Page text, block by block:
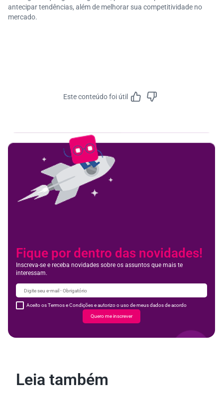
antecipar tendências, além de melhorar sua competitividade no
mercado.
Este conteúdo foi útil
Fique por dentro das novidades!
Inscreva-se e receba novidades sobre os assuntos que mais te
interessam.
Aceito os Termos e Condições e autorizo o uso de meus dados de acordo
Quero me inscrever
Leia também